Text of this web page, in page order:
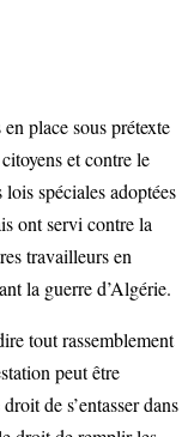
place sous prétexte
et contre le
spéciales adoptées
ont servi contre la
travailleurs en
la guerre d’Algérie.
tout rassemblement
peut être
de s’entasser dans